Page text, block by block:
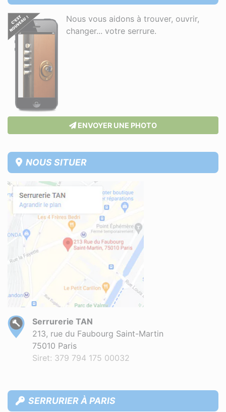
Nous vous aidons à trouver, ouvrir,
changer... votre serrure.
ENVOYER UNE PHOTO
NOUS SITUER
Serrurerie TAN
213, rue du Faubourg Saint-Martin
75010 Paris
Siret: 379 794 175 00032
SERRURIER À PARIS